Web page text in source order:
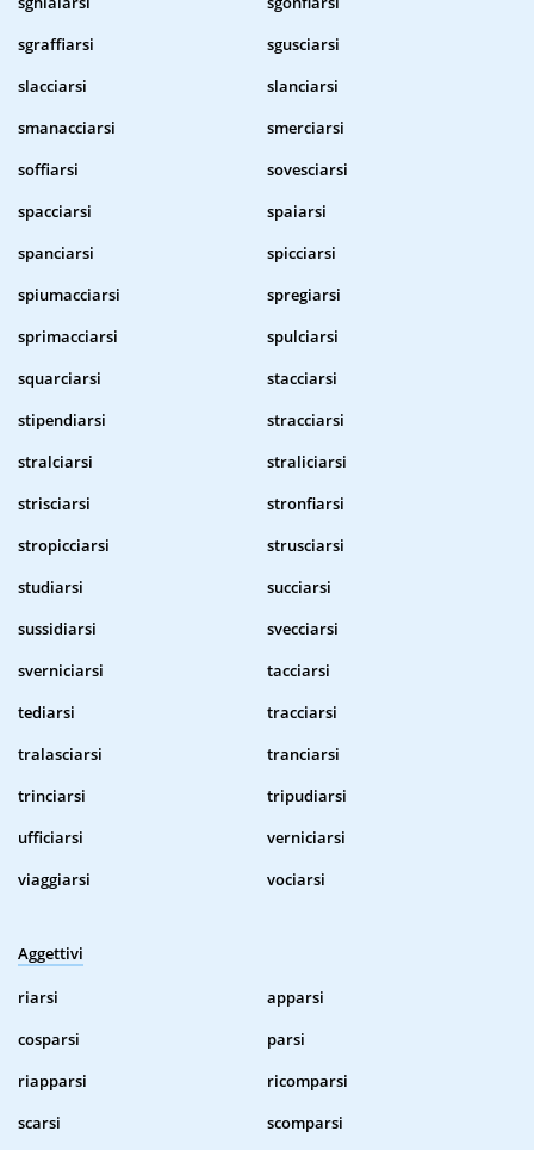
sgraffiarsi
sgusciarsi
slacciarsi
slanciarsi
smanacciarsi
smerciarsi
soffiarsi
sovesciarsi
spacciarsi
spaiarsi
spanciarsi
spicciarsi
spiumacciarsi
spregiarsi
sprimacciarsi
spulciarsi
squarciarsi
stacciarsi
stipendiarsi
stracciarsi
stralciarsi
straliciarsi
strisciarsi
stronfiarsi
stropicciarsi
strusciarsi
studiarsi
succiarsi
sussidiarsi
svecciarsi
sverniciarsi
tacciarsi
tediarsi
tracciarsi
tralasciarsi
tranciarsi
trinciarsi
tripudiarsi
ufficiarsi
verniciarsi
viaggiarsi
vociarsi
Aggettivi
riarsi
apparsi
cosparsi
parsi
riapparsi
ricomparsi
scarsi
scomparsi